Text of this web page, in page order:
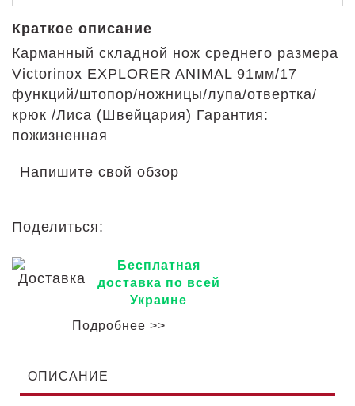
Краткое описание
Карманный складной нож среднего размера
Victorinox EXPLORER ANIMAL 91мм/17
функций/штопор/ножницы/лупа/отвертка/
крюк /Лиса (Швейцария) Гарантия:
пожизненная
Напишите свой обзор
Поделиться:
Бесплатная
доставка по всей
Украине
Подробнее >>
ОПИСАНИЕ